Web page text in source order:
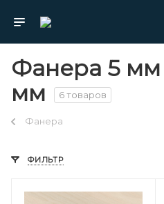
Фанера 5 мм
мм
6 товаров
Фанера
ФИЛЬТР